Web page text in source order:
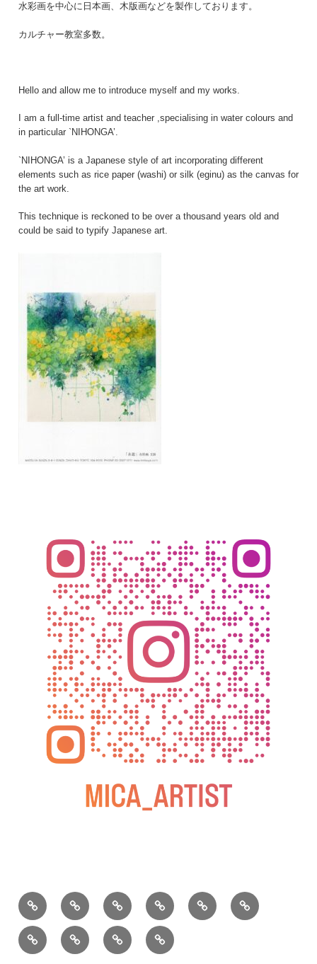
水彩画を中心に日本画、木版画などを製作しております。
カルチャー教室多数。
Hello and allow me to introduce myself and my works.
I am a full-time artist and teacher ,specialising in water colours and
in particular `NIHONGA’.
`NIHONGA’ is a Japanese style of art incorporating different
elements such as rice paper (washi) or silk (eginu) as the canvas for
the art work.
This technique is reckoned to be over a thousand years old and
could be said to typify Japanese art.
BLOG
教
室
の
ご
案
お
問
い
合
わ
動
画
過
去
2025
松
松
屋
小
松
2026
年
2025
年